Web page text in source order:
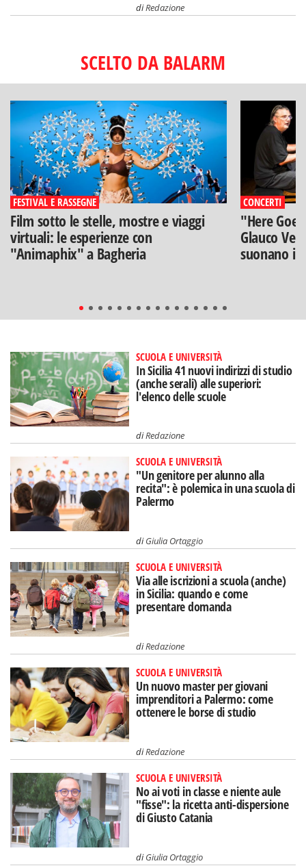
diRedazione
SCELTO DA BALARM
FESTIVAL E RASSEGNE
Film sotto le stelle, mostre e viaggi
virtuali: le esperienze con
"Animaphix" a Bagheria
CONCERTI
"Here
Glauco
suonano i
SCUOLA E UNIVERSITÀ
In Sicilia 41 nuovi indirizzi di studio
(anche serali) alle superiori:
l'elenco delle scuole
diRedazione
SCUOLA E UNIVERSITÀ
"Un genitore per alunno alla
recita": è polemica in una scuola di
Palermo
diGiulia Ortaggio
SCUOLA E UNIVERSITÀ
Via alle iscrizioni a scuola (anche)
in Sicilia: quando e come
presentare domanda
diRedazione
SCUOLA E UNIVERSITÀ
Un nuovo master per giovani
imprenditori a Palermo: come
ottenere le borse di studio
diRedazione
SCUOLA E UNIVERSITÀ
No ai voti in classe e niente aule
"fisse": la ricetta anti-dispersione
di Giusto Catania
diGiulia Ortaggio